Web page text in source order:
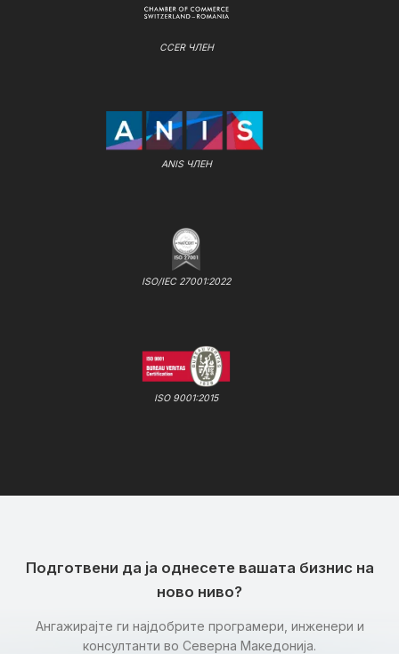
CCER ЧЛЕН
ANIS ЧЛЕН
ISO/IEC 27001:2022
ISO 9001:2015
Подготвени да ја однесете вашата бизнис на
ново ниво?
Ангажирајте ги најдобрите програмери, инженери и
консултанти во Северна Македонија.